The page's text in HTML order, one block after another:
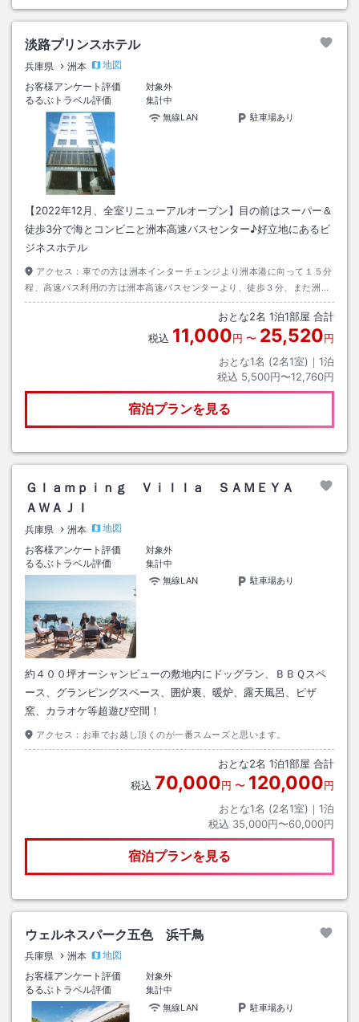
淡路プリンスホテル
兵庫県 洲本
地図
お客様アンケート評価
対象外
るるぶトラベル評価
集計中
無線LAN
駐車場あり
【2022年12月、全室リニューアルオープン】目の前はスーパー＆
徒歩3分で海とコンビニと洲本高速バスセンター♪好立地にあるビ
ジネスホテル
アクセス： 車での方は洲本インターチェンジより洲本港に向って１５分
程、高速バス利用の方は洲本高速バスセンターより、徒歩３分、また洲本
パールラインご利用の方は着岸港より徒歩ですぐです。なお、フロント
（2階）までは階段しかございません。ご了承下さいませ。
おとな2名 1泊1部屋 合計
税込 11,000円 〜 25,520円
おとな1名 (2名1室)｜ 1泊
税込 5,500円〜12,760円
宿泊プランを見る
Ｇｌａｍｐｉｎｇ Ｖｉｌｌａ ＳＡＭＥＹＡ
ＡＷＡＪＩ
兵庫県 洲本
地図
お客様アンケート評価
対象外
るるぶトラベル評価
集計中
無線LAN
駐車場あり
約４００坪オーシャンビューの敷地内にドッグラン、ＢＢＱスペ
ース、グランピングスペース、囲炉裏、暖炉、露天風呂、ピザ
窯、カラオケ等超遊び空間！
アクセス： お車でお越し頂くのが一番スムーズと思います。
おとな2名 1泊1部屋 合計
税込 70,000円 〜 120,000円
おとな1名 (2名1室)｜ 1泊
税込 35,000円〜60,000円
宿泊プランを見る
ウェルネスパーク五色 浜千鳥
兵庫県 洲本
地図
お客様アンケート評価
対象外
るるぶトラベル評価
集計中
無線LAN
駐車場あり